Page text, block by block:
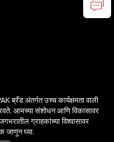
अंतर्गत उच्च कार्यक्षमता वाली
आमच्या संशोधन आणि विकासावर
ग्राहकांच्या विश्वासावर
जाणून घ्या.